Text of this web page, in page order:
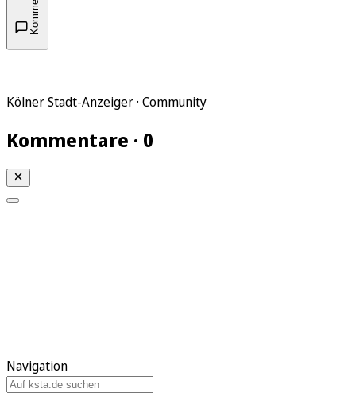
Kölner Stadt-Anzeiger · Community
Kommentare · 0
Navigation